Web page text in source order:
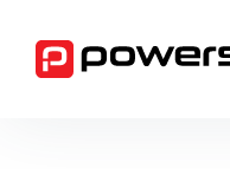
Inhalt
springen